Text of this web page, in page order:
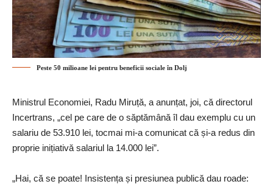
Peste 50 milioane lei pentru beneficii sociale în Dolj
Ministrul Economiei, Radu Miruță, a anunțat, joi, că directorul
Incertrans, „cel pe care de o săptămână îl dau exemplu cu un
salariu de 53.910 lei, tocmai mi-a comunicat că și-a redus din
proprie inițiativă salariul la 14.000 lei”.
„Hai, că se poate! Insistența și presiunea publică dau roade: